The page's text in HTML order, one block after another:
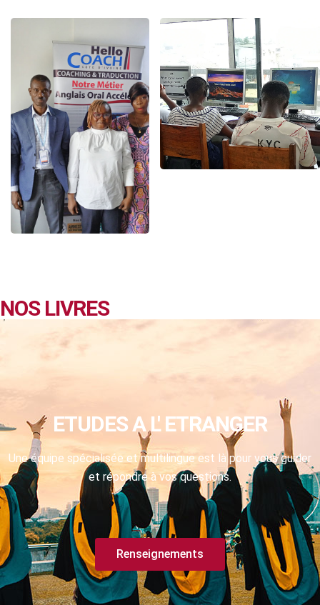
NOS LIVRES
ETUDES A L' ETRANGER
Une équipe spécialisée et multilingue est là pour vous guider
et répondre à vos questions.
Renseignements